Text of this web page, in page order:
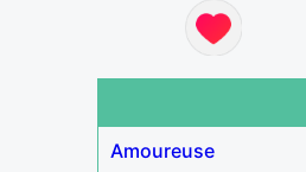
Amoureuse